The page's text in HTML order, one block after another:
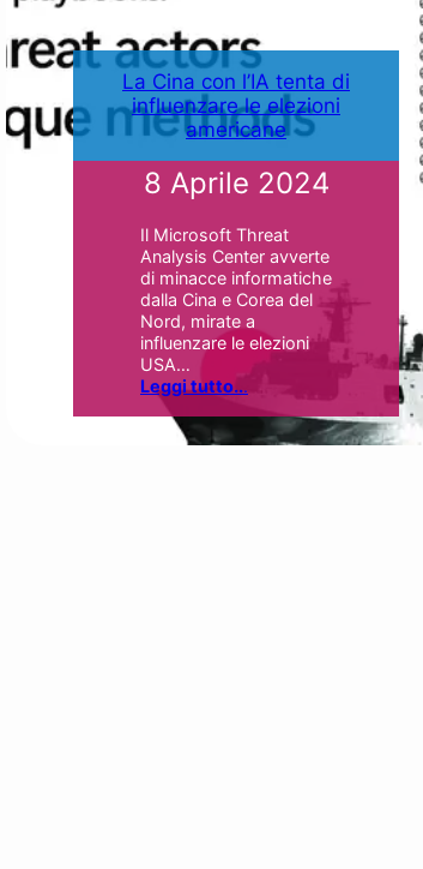
La Cina con l’IA tenta di
influenzare le elezioni
americane
8 Aprile 2024
Il Microsoft Threat
Analysis Center avverte
di minacce informatiche
dalla Cina e Corea del
Nord, mirate a
influenzare le elezioni
USA…
Leggi tutto...